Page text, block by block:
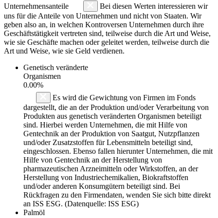
Unternehmensanteile
Bei diesen Werten interessieren wir
uns für die Anteile von Unternehmen und nicht von Staaten. Wir
geben also an, in welchen Kontroversen Unternehmen durch ihre
Geschäftstätigkeit vertreten sind, teilweise durch die Art und Weise,
wie sie Geschäfte machen oder geleitet werden, teilweise durch die
Art und Weise, wie sie Geld verdienen.
Genetisch veränderte
Organismen
0.00%
Es wird die Gewichtung von Firmen im Fonds
dargestellt, die an der Produktion und/oder Verarbeitung von
Produkten aus genetisch veränderten Organismen beteiligt
sind. Hierbei werden Unternehmen, die mit Hilfe von
Gentechnik an der Produktion von Saatgut, Nutzpflanzen
und/oder Zusatzstoffen für Lebensmitteln beteiligt sind,
eingeschlossen. Ebenso fallen hierunter Unternehmen, die mit
Hilfe von Gentechnik an der Herstellung von
pharmazeutischen Arzneimitteln oder Wirkstoffen, an der
Herstellung von Industriechemikalien, Biokraftstoffen
und/oder anderen Konsumgütern beteiligt sind. Bei
Rückfragen zu den Firmendaten, wenden Sie sich bitte direkt
an ISS ESG. (Datenquelle: ISS ESG)
Palmöl